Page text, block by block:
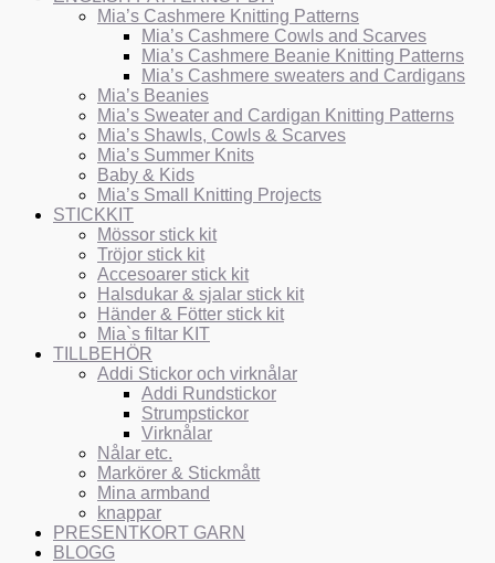
Mia’s Cashmere Knitting Patterns
Mia’s Cashmere Cowls and Scarves
Mia’s Cashmere Beanie Knitting Patterns
Mia’s Cashmere sweaters and Cardigans
Mia’s Beanies
Mia’s Sweater and Cardigan Knitting Patterns
Mia’s Shawls, Cowls & Scarves
Mia’s Summer Knits
Baby & Kids
Mia’s Small Knitting Projects
STICKKIT
Mössor stick kit
Tröjor stick kit
Accesoarer stick kit
Halsdukar & sjalar stick kit
Händer & Fötter stick kit
Mia`s filtar KIT
TILLBEHÖR
Addi Stickor och virknålar
Addi Rundstickor
Strumpstickor
Virknålar
Nålar etc.
Markörer & Stickmått
Mina armband
knappar
PRESENTKORT GARN
BLOGG